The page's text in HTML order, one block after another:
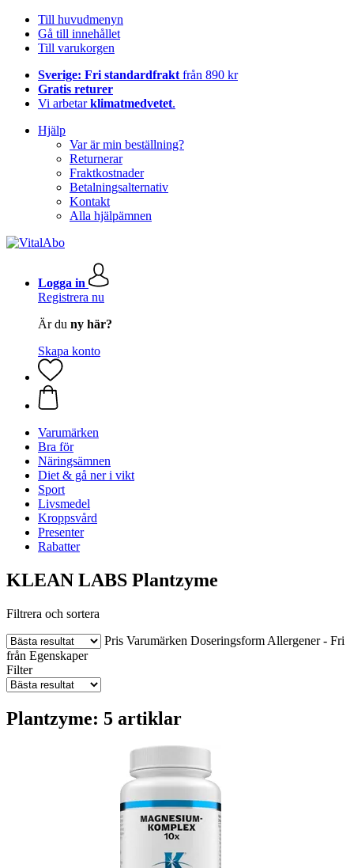
Till huvudmenyn
Gå till innehållet
Till varukorgen
Sverige: Fri standardfrakt från 890 kr
Gratis returer
Vi arbetarklimatmedvetet.
Hjälp
Var är min beställning?
Returnerar
Fraktkostnader
Betalningsalternativ
Kontakt
Alla hjälpämnen
Logga in
Registrera nu
Är du ny här?
Skapa konto
Varumärken
Bra för
Näringsämnen
Diet & gå ner i vikt
Sport
Livsmedel
Kroppsvård
Presenter
Rabatter
KLEAN LABS Plantzyme
Filtrera och sortera
Pris Varumärken Doseringsform Allergener - Fri
från Egenskaper
Filter
Plantzyme: 5 artiklar